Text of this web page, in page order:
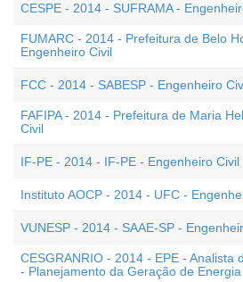
CESPE - 2014 - SUFRAMA -
FUMARC - 2014 - Prefeitura de Belo
Engenheiro Civil
FCC - 2014 - SABESP - Engenheiro
FAFIPA - 2014 - Prefeitura de Maria
Civil
IF-PE - 2014 - IF-PE - Engenheiro Civil
Instituto AOCP - 2014 - UFC -
VUNESP - 2014 - SAAE-SP -
CESGRANRIO - 2014 - EPE - Analista
- Planejamento da Geração de Energia